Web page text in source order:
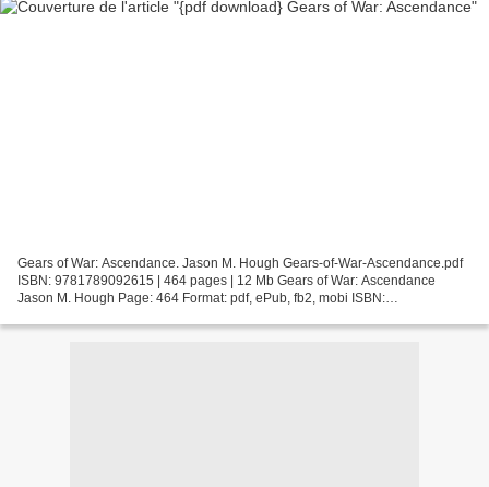
Gears of War: Ascendance. Jason M. Hough Gears-of-War-Ascendance.pdf
ISBN: 9781789092615 | 464 pages | 12 Mb Gears of War: Ascendance
Jason M. Hough Page: 464 Format: pdf, ePub, fb2, mobi ISBN: